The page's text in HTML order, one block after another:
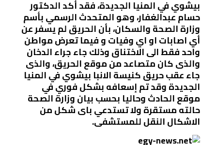
بيشوي في المنيا الجديدة، فقد أكد الدكتور
حسام عبدالغفار، وهو المتحدث الرسمي بأسم
وزارة الصحة والسكان، بأن الحريق لم يسفر عن
أي اصابات او اي وفيات و فيما تعرض مواطن
واحد فقط الى الاختناق وذلك جاء جراء الدخان
والذى كان متصاعد من موقع الحريق، والذى
جاء عقب حريق كنيسة الانبا بيشوي في المنيا
الجديدة وقد تم إسعافه بشكل فوري في
موقع الحادث وحاليا بحسب بيان وزارة الصحة
حالته مستقرة ولا تستدعي باى شكل من
الاشكال النقل للمستشفى.